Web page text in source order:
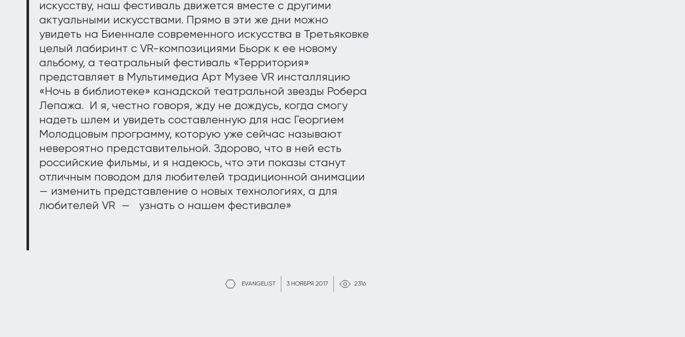
EVANGELIST 3 НОЯБРЯ 2017 2316
искусству, наш фестиваль движется вместе с другими
актуальными искусствами. Прямо в эти же дни можно
увидеть на Биеннале современного искусства в Третьяковке
целый лабиринт с VR-композициями Бьорк к ее новому
альбому, а театральный фестиваль «Территория»
представляет в Мультимедиа Арт Музее VR инсталляцию
«Ночь в библиотеке» канадской театральной звезды Робера
Лепажа. И я, честно говоря, жду не дождусь, когда смогу
надеть шлем и увидеть составленную для нас Георгием
Молодцовым программу, которую уже сейчас называют
невероятно представительной. Здорово, что в ней есть
российские фильмы, и я надеюсь, что эти показы станут
отличным поводом для любителей традиционной анимации
— изменить представление о новых технологиях, а для
любителей VR — узнать о нашем фестивале»